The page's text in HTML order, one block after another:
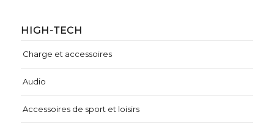
HIGH-TECH
Charge et accessoires
Audio
Accessoires de sport et loisirs